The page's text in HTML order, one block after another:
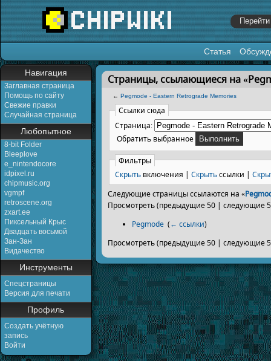
Статья
Навигация
Заглавная страница
Помощь по сайту
Свежие правки
Случайная страница
Любопытное
8-bit Folder
Bleeplove
e_nintendocore
idpixel.ru
chipmusic.org
vgmpf
retroscene.org
zxart.ee
Пиксельный Крыс
Двадцать восьмой
Зан-Зан
Видачество
Инструменты
Спецстраницы
Версия для печати
Профиль
Создать учётную
запись
Войти
Перейти к:навигация,поиск
Страницы, ссылающиеся на
← Pegmode - Eastern Retrograde Memories
Ссылки сюда
Страница:
Обратить выбранное
Фильтры
Скрыть включения | Скрытьссылки |
Следующие страницы ссылаются на «
Просмотреть (предыдущие 50 | следующие
Pegmode (← ссылки)
Просмотреть (предыдущие 50 | следующие